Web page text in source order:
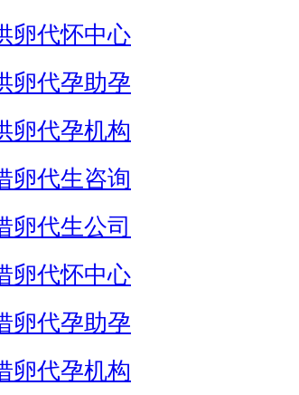
卵代怀中心
卵代孕助孕
卵代孕机构
卵代生咨询
卵代生公司
卵代怀中心
卵代孕助孕
卵代孕机构